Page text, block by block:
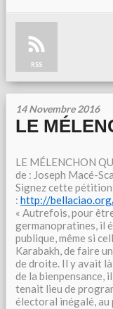
RSS
14 Novembre 2016
LE
LE MÉLENCHON
de : Joseph Macé-
Signez cette pétition
: http://
« Autrefois, pour
germanopratines, il
publique, même si
Karabakh, de faire
de droite. Il y avait
de la bienpensance,
tenait lieu de
électoral inégalé, au